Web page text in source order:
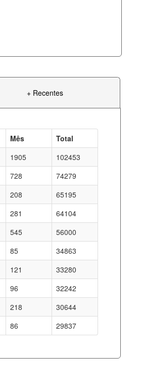
+ Recentes
Mês
Total
1905
102453
728
74279
208
65195
281
64104
545
56000
85
34863
121
33280
96
32242
218
30644
86 29837